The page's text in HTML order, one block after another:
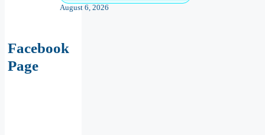
August 6, 2026
Facebook
Page